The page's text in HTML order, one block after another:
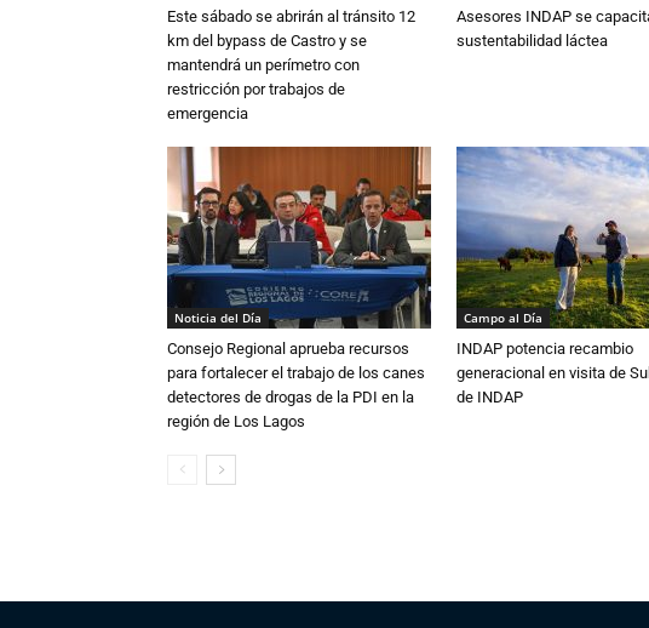
Este sábado se abrirán al tránsito 12
km del bypass de Castro y se
mantendrá un perímetro con
restricción por trabajos de
emergencia
Asesores INDAP se
sustentabilidad láctea
Noticia del Día
Consejo Regional aprueba recursos
para fortalecer el trabajo de los canes
detectores de drogas de la PDI en la
región de Los Lagos
Campo al Día
INDAP potencia recambio
generacional en visita de
de INDAP